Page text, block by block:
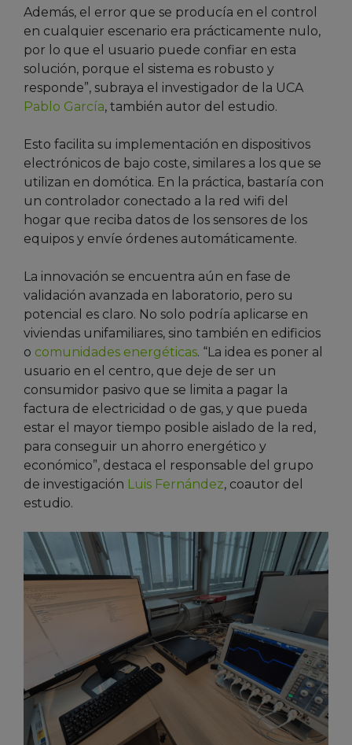
Además, el error que se producía en el control
en cualquier escenario era prácticamente nulo,
por lo que el usuario puede confiar en esta
solución, porque el sistema es robusto y
responde”, subraya el investigador de la UCA
Pablo García, también autor del estudio.
Esto facilita su implementación en dispositivos
electrónicos de bajo coste, similares a los que se
utilizan en domótica. En la práctica, bastaría con
un controlador conectado a la red wifi del
hogar que reciba datos de los sensores de los
equipos y envíe órdenes automáticamente.
La innovación se encuentra aún en fase de
validación avanzada en laboratorio, pero su
potencial es claro. No solo podría aplicarse en
viviendas unifamiliares, sino también en edificios
o comunidades energéticas. “La idea es poner al
usuario en el centro, que deje de ser un
consumidor pasivo que se limita a pagar la
factura de electricidad o de gas, y que pueda
estar el mayor tiempo posible aislado de la red,
para conseguir un ahorro energético y
económico”, destaca el responsable del grupo
de investigación Luis Fernández, coautor del
estudio.